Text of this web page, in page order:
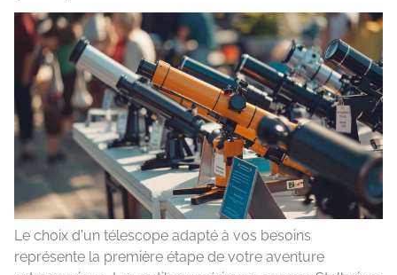
Le choix d'un télescope adapté à vos besoins
représente la première étape de votre aventure